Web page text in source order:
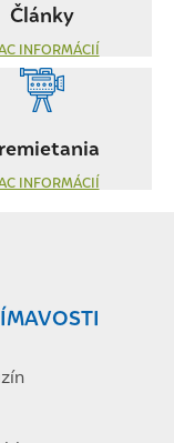
Články
INFORMÁCIÍ
INFORMÁCIÍ